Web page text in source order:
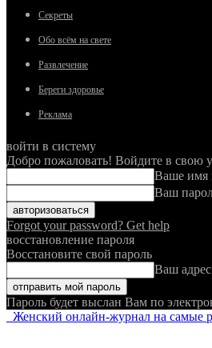
Секреты
Обо всём на свете
Развлечение
Береги здоровье
Реклама
войти в систему
Добро пожаловать! Войдите в свою
Ваше имя
Ваш
Forgot your password? Get help
восстановление пароля
Восстановите свой пароль
Ваш
Пароль будет выслан Вам по
Женский онлайн-журнал на самые